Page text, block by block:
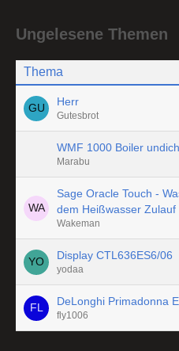
Ungelesene Themen
Thema
Herr
Gutesbrot
WMF 1000 Boiler
Marabu
Sage Oracle Touch -
dem Heißwasser Zulauf
Wakeman
Display CTL636ES6/06
yodaa
DeLonghi Primadonna
fly1006